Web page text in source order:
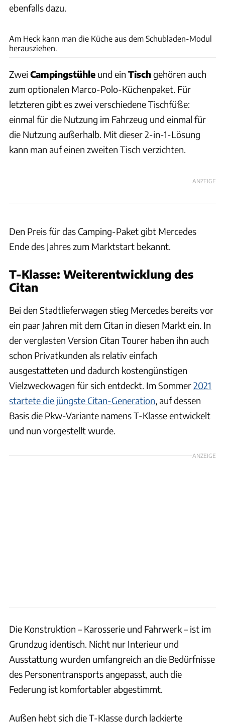
ebenfalls dazu.
Am Heck kann man die Küche aus dem Schubladen-Modul
herausziehen.
Zwei Campingstühle und ein Tischgehören auch
zum optionalen Marco-Polo-Küchenpaket. Für
letzteren gibt es zwei verschiedene Tischfüße:
einmal für die Nutzung im Fahrzeug und einmal für
die Nutzung außerhalb. Mit dieser 2-in-1-Lösung
kann man auf einen zweiten Tisch verzichten.
ANZEIGE
Den Preis für das Camping-Paket gibt Mercedes
Ende des Jahres zum Marktstart bekannt.
T-Klasse: Weiterentwicklung des
Citan
Bei den Stadtlieferwagen stieg Mercedes bereits vor
ein paar Jahren mit dem Citan in diesen Markt ein. In
der verglasten Version Citan Tourer haben ihn auch
schon Privatkunden als relativ einfach
ausgestatteten und dadurch kostengünstigen
Vielzweckwagen für sich entdeckt. Im Sommer2021
startete die jüngste Citan-Generation, auf dessen
Basis die Pkw-Variante namens T-Klasse entwickelt
und nun vorgestellt wurde.
ANZEIGE
Die Konstruktion – Karosserie und Fahrwerk – ist im
Grundzug identisch. Nicht nur Interieur und
Ausstattung wurden umfangreich an die Bedürfnisse
des Personentransports angepasst, auch die
Federung ist komfortabler abgestimmt.
Außen hebt sich die T-Klasse durch lackierte